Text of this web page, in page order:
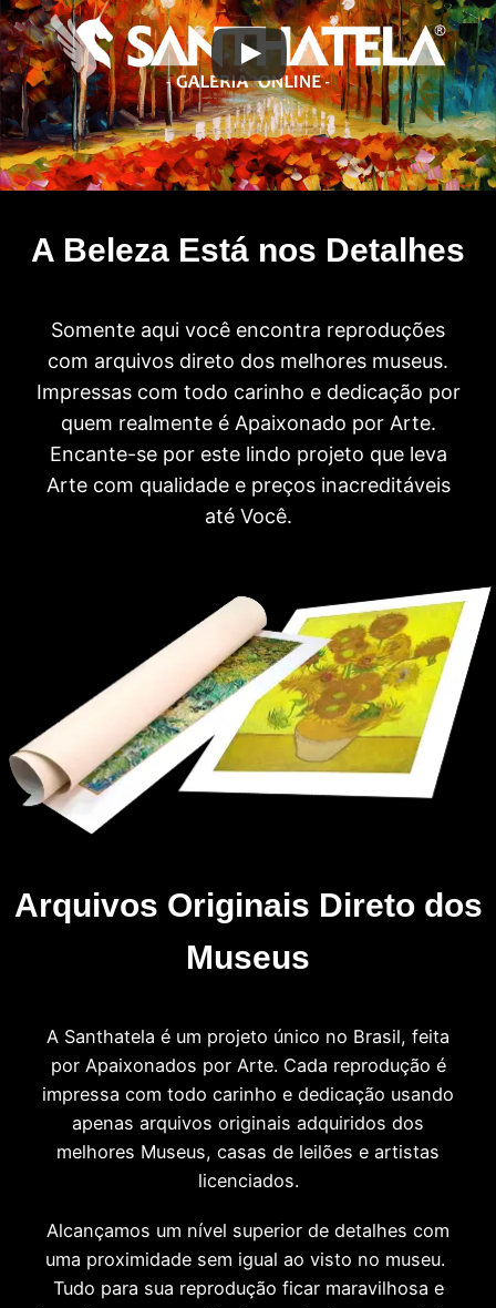
A Beleza Está nos Detalhes
Somente aqui você encontra reproduções
com arquivos direto dos melhores museus.
Impressas com todo carinho e dedicação por
quem realmente é Apaixonado por Arte.
Encante-se por este lindo projeto que leva
Arte com qualidade e preços inacreditáveis
até Você.
Arquivos Originais Direto dos
Museus
A Santhatela é um projeto único no Brasil, feita
por Apaixonados por Arte. Cada reprodução é
impressa com todo carinho e dedicação usando
apenas arquivos originais adquiridos dos
melhores Museus, casas de leilões e artistas
licenciados.
Alcançamos um nível superior de detalhes com
uma proximidade sem igual ao visto no museu.
Tudo para sua reprodução ficar maravilhosa e